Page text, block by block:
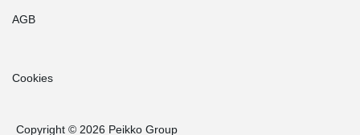
AGB
Cookies
Copyright © 2026 Peikko Group